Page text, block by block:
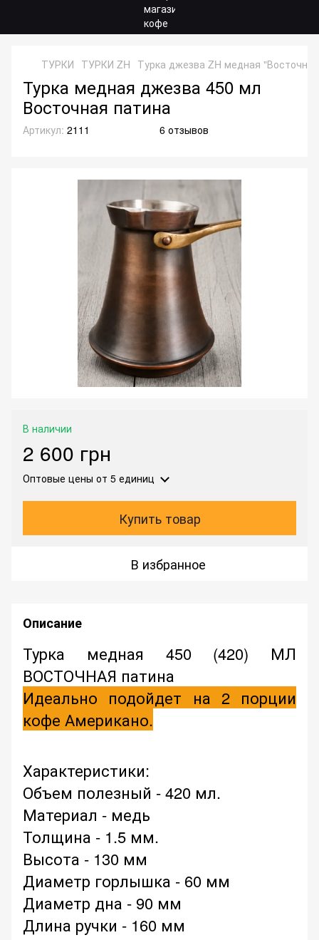
ТУРКИ ТУРКИ ZH Турка джезва ZH медная
Турка медная джезва 450 мл
Восточная патина
Артикул: 2111 6 отзывов
В наличии
2 600 грн
Оптовые цены от 5 единиц
Купить товар
В избранное
Описание
Турка медная 450 (420) МЛ
ВОСТОЧНАЯ патина
Идеально подойдет на 2 порции
кофе Американо.
Характеристики:
Объем полезный - 420 мл.
Материал - медь
Толщина - 1.5 мм.
Высота - 130 мм
Диаметр горлышка - 60 мм
Диаметр дна - 90 мм
Длина ручки - 160 мм